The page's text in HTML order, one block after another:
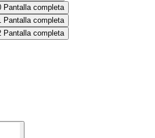
Pantalla completa
Pantalla completa
Pantalla completa